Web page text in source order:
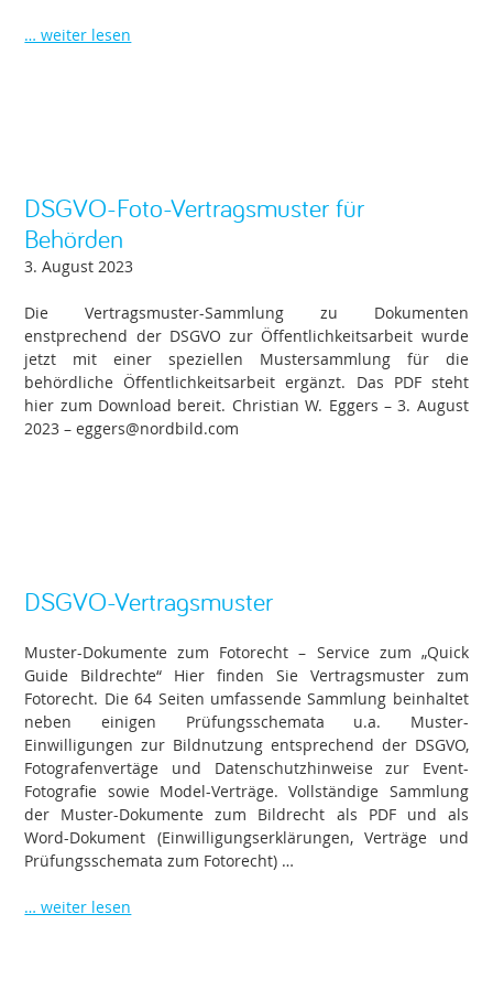
… weiter lesen
DSGVO-Foto-Vertragsmuster für
Behörden
3. August 2023
Die Vertragsmuster-Sammlung zu Dokumenten
enstprechend der DSGVO zur Öffentlichkeitsarbeit wurde
jetzt mit einer speziellen Mustersammlung für die
behördliche Öffentlichkeitsarbeit ergänzt. Das PDF steht
hier zum Download bereit. Christian W. Eggers – 3. August
2023 – eggers@nordbild.com
DSGVO-Vertragsmuster
Muster-Dokumente zum Fotorecht – Service zum „Quick
Guide Bildrechte“ Hier finden Sie Vertragsmuster zum
Fotorecht. Die 64 Seiten umfassende Sammlung beinhaltet
neben einigen Prüfungsschemata u.a. Muster-
Einwilligungen zur Bildnutzung entsprechend der DSGVO,
Fotografenvertäge und Datenschutzhinweise zur Event-
Fotografie sowie Model-Verträge. Vollständige Sammlung
der Muster-Dokumente zum Bildrecht als PDF und als
Word-Dokument (Einwilligungserklärungen, Verträge und
Prüfungsschemata zum Fotorecht) …
… weiter lesen